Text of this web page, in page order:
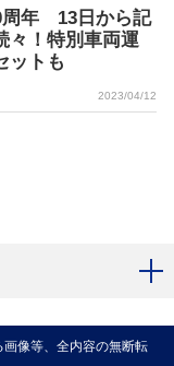
周年 13日から記
々！特別車両運
ットも
2023/04/12
像等、全内容の無断転